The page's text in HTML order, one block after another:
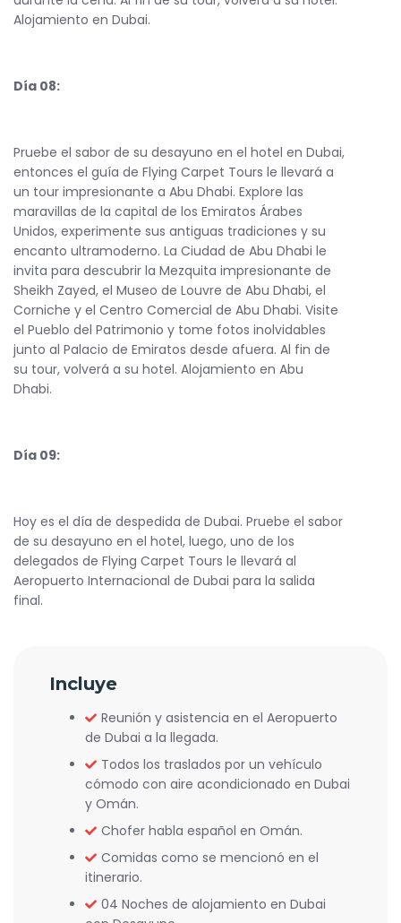
Alojamiento en Dubai.
Día 08:
Pruebe el sabor de su desayuno en el hotel en Dubai,
entonces el guía de Flying Carpet Tours le llevará a
un tour impresionante a Abu Dhabi. Explore las
maravillas de la capital de los Emiratos Árabes
Unidos, experimente sus antiguas tradiciones y su
encanto ultramoderno. La Ciudad de Abu Dhabi le
invita para descubrir la Mezquita impresionante de
Sheikh Zayed, el Museo de Louvre de Abu Dhabi, el
Corniche y el Centro Comercial de Abu Dhabi. Visite
el Pueblo del Patrimonio y tome fotos inolvidables
junto al Palacio de Emiratos desde afuera. Al fin de
su tour, volverá a su hotel. Alojamiento en Abu
Dhabi.
Día 09:
Hoy es el día de despedida de Dubai. Pruebe el sabor
de su desayuno en el hotel, luego, uno de los
delegados de Flying Carpet Tours le llevará al
Aeropuerto Internacional de Dubai para la salida
final.
Incluye
Reunión y asistencia en el Aeropuerto
de Dubai a la llegada.
Todos los traslados por un vehículo
cómodo con aire acondicionado en Dubai
y Omán.
Chofer habla español en Omán.
Comidas como se mencionó en el
itinerario.
04 Noches de alojamiento en Dubai